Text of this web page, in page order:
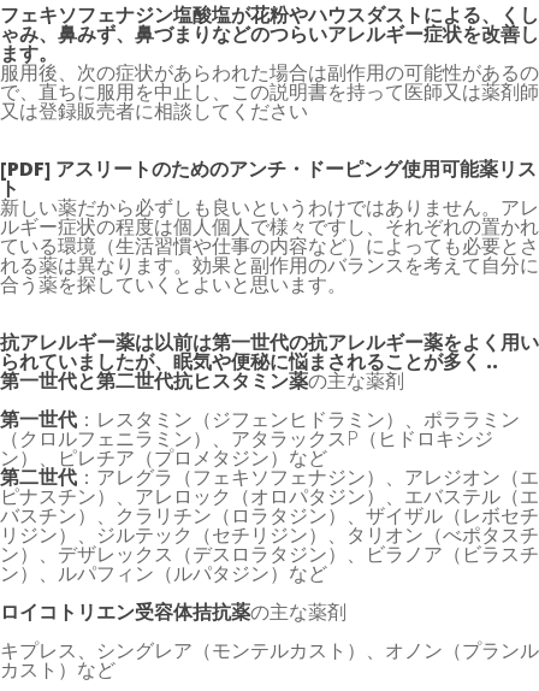
フェキソフェナジン塩酸塩が花粉やハウスダストによる、くし
ゃみ、鼻みず、鼻づまりなどのつらいアレルギー症状を改善し
ます。
服用後、次の症状があらわれた場合は副作用の可能性があるの
で、直ちに服用を中止し、この説明書を持って医師又は薬剤師
又は登録販売者に相談してください
[PDF] アスリートのためのアンチ・ドーピング使用可能薬リス
ト
新しい薬だから必ずしも良いというわけではありません。アレ
ルギー症状の程度は個人個人で様々ですし、それぞれの置かれ
ている環境（生活習慣や仕事の内容など）によっても必要とさ
れる薬は異なります。効果と副作用のバランスを考えて自分に
合う薬を探していくとよいと思います。
抗アレルギー薬は以前は第一世代の抗アレルギー薬をよく用い
られていましたが、眠気や便秘に悩まされることが多く ..
第一世代と第二世代抗ヒスタミン薬の主な薬剤
第一世代 ：レスタミン（ジフェンヒドラミン）、ポララミン
（クロルフェニラミン）、アタラックスP（ヒドロキシジ
ン）、ピレチア（プロメタジン）など
第二世代 ：アレグラ（フェキソフェナジン）、アレジオン（エ
ピナスチン）、アレロック（オロパタジン）、エバステル（エ
バスチン）、クラリチン（ロラタジン）、ザイザル（レボセチ
リジン）、ジルテック（セチリジン）、タリオン（べポタスチ
ン）、デザレックス（デスロラタジン）、ビラノア（ビラスチ
ン）、ルパフィン（ルパタジン）など
ロイコトリエン受容体拮抗薬の主な薬剤
キプレス、シングレア（モンテルカスト）、オノン（プランル
カスト）など